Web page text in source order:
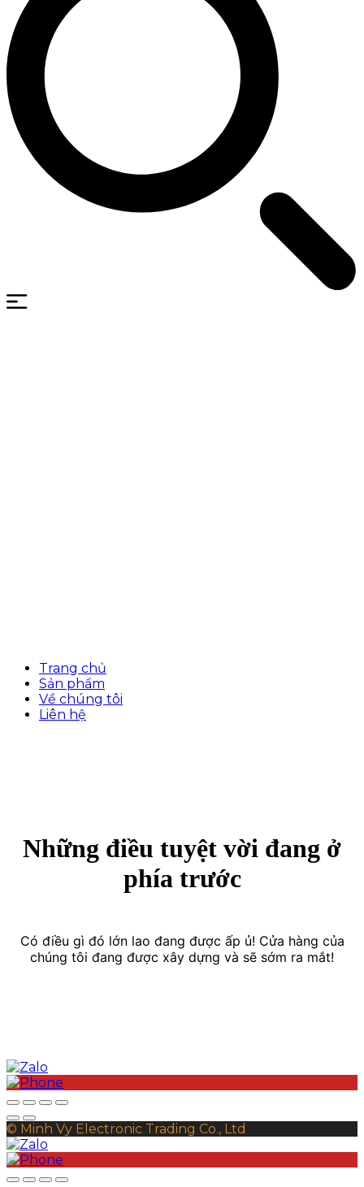
Trang chủ
Sản phẩm
Về chúng tôi
Liên hệ
Những điều tuyệt vời đang ở
phía trước
Có điều gì đó lớn lao đang được ấp ủ! Cửa hàng của
chúng tôi đang được xây dựng và sẽ sớm ra mắt!
© Minh Vy Electronic Trading Co., Ltd